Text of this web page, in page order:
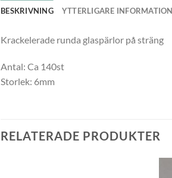
BESKRIVNING YTTERLIGARE INFORMATION
Krackelerade runda glaspärlor på sträng
Antal: Ca 140st
Storlek: 6mm
RELATERADE PRODUKTER